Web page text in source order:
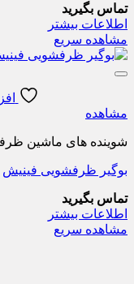
تماس بگیرید
اطلاعات بیشتر
مشاهده سریع
مشاهده
شوینده های ماشین
بوگیر ظرفشویی فینیش
تماس بگیرید
اطلاعات بیشتر
مشاهده سریع